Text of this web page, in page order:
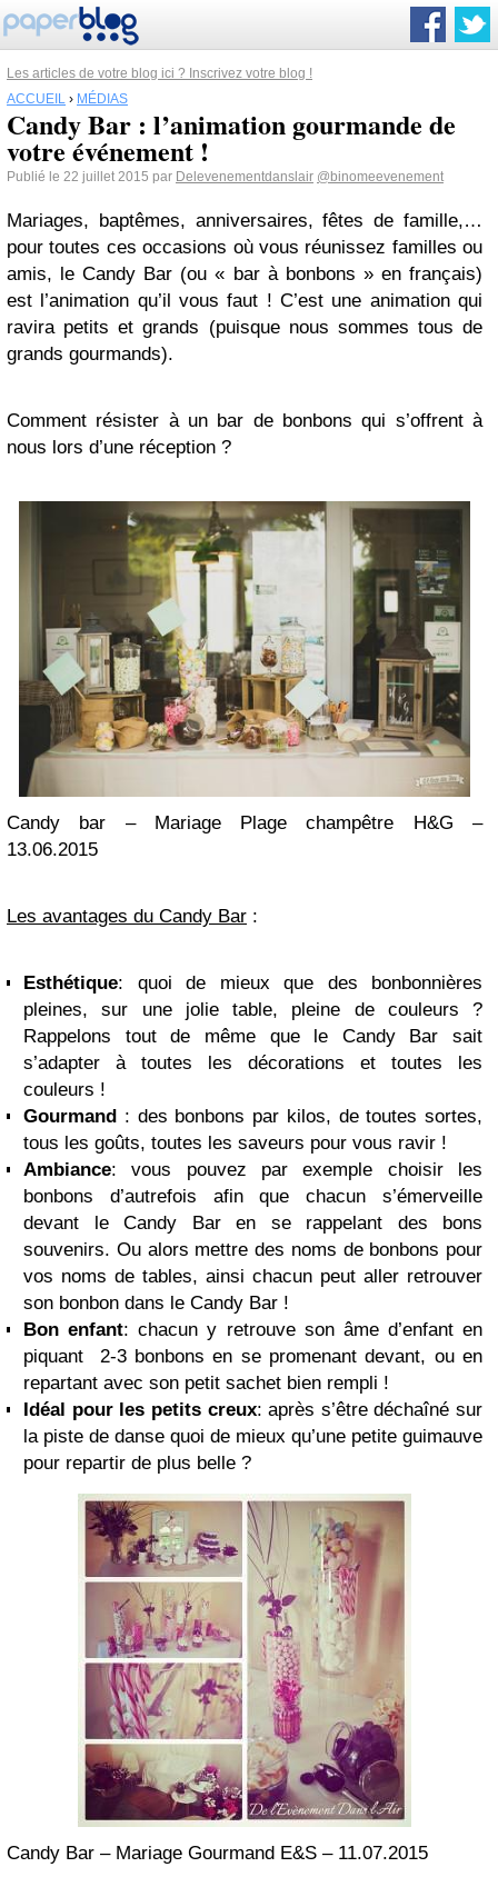
Les articles de votre blog ici ? Inscrivez votre blog !
ACCUEIL › MÉDIAS
Candy Bar : l’animation gourmande de
votre événement !
Publié le 22 juillet 2015 par Delevenementdanslair @binomeevenement
Mariages, baptêmes, anniversaires, fêtes de famille,…
pour toutes ces occasions où vous réunissez familles ou
amis, le Candy Bar (ou « bar à bonbons » en français)
est l’animation qu’il vous faut ! C’est une animation qui
ravira petits et grands (puisque nous sommes tous de
grands gourmands).
Comment résister à un bar de bonbons qui s’offrent à
nous lors d’une réception ?
Candy bar – Mariage Plage champêtre H&G –
13.06.2015
Les avantages du Candy Bar :
Esthétique: quoi de mieux que des bonbonnières
pleines, sur une jolie table, pleine de couleurs ?
Rappelons tout de même que le Candy Bar sait
s’adapter à toutes les décorations et toutes les
couleurs !
Gourmand : des bonbons par kilos, de toutes sortes,
tous les goûts, toutes les saveurs pour vous ravir !
Ambiance: vous pouvez par exemple choisir les
bonbons d’autrefois afin que chacun s’émerveille
devant le Candy Bar en se rappelant des bons
souvenirs. Ou alors mettre des noms de bonbons pour
vos noms de tables, ainsi chacun peut aller retrouver
son bonbon dans le Candy Bar !
Bon enfant: chacun y retrouve son âme d’enfant en
piquant 2-3 bonbons en se promenant devant, ou en
repartant avec son petit sachet bien rempli !
Idéal pour les petits creux: après s’être déchaîné sur
la piste de danse quoi de mieux qu’une petite guimauve
pour repartir de plus belle ?
Candy Bar – Mariage Gourmand E&S – 11.07.2015